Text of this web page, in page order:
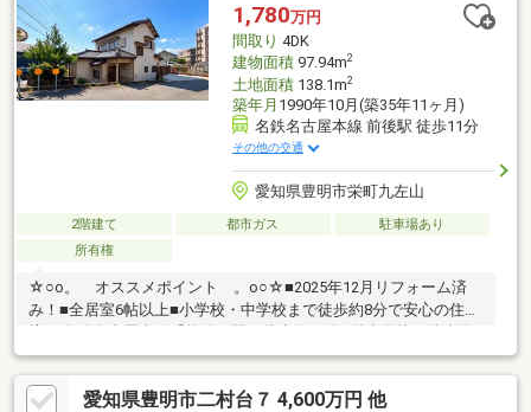
1,780万円
間取り 4DK
建物面積97.94m2
土地面積138.1m2
築年月 1990年10月(築35年11ヶ月)
名鉄名古屋本線 前後駅 徒歩11分
その他の交通
愛知県豊明市栄町九左山
2階建て 都市ガス
駐車場あり
所有権
☆○o。 オススメポイント 。o○☆■2025年12月リフォーム済
み！■全居室6帖以上■小学校・中学校まで徒歩約8分で安心の住環
分■栄中学校：徒歩約8分■アミカ豊明店：徒歩約8分■コープあい
ち：徒歩約10分■ローソン豊明栄町店：徒歩約4分■ドラッグスギ
パルネス前後店：徒歩約10分■豊明市立栄保育園：徒歩約6分■暁
愛知県豊明市二村台７ 4,600万円 他